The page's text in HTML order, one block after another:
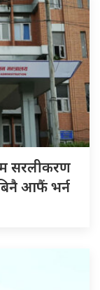
सरलीकरण
आफैं भर्न